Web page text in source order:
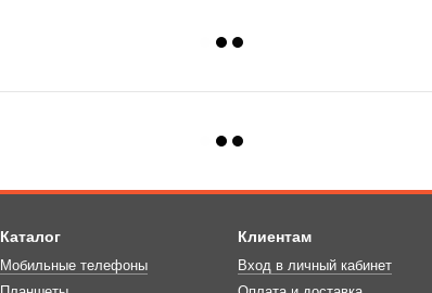
Каталог
Мобильные телефоны
Клиентам
Вход в личный кабинет